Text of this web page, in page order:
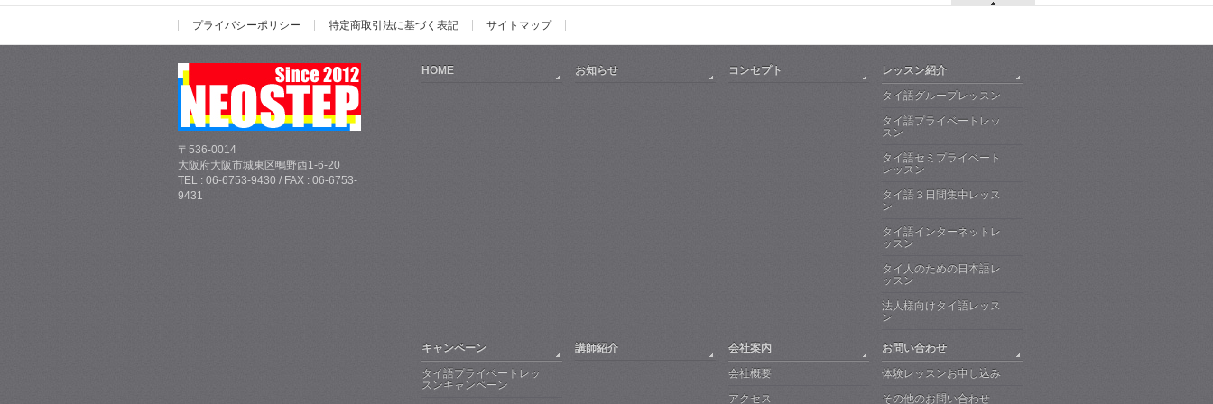
プライバシーポリシー 特定商取引法に基づく表記 サイトマップ
〒536-0014
大阪府大阪市城東区鴫野西1-6-20
TEL : 06-6753-9430 / FAX : 06-6753-
9431
HOME お知らせ コンセプト
レッスン紹介
タイ語グループレッスン
タイ語プライベートレッ
スン
タイ語セミプライベート
レッスン
タイ語３日間集中レッス
ン
タイ語インターネットレ
ッスン
タイ人のための日本語レ
ッスン
法人様向けタイ語レッス
ン
キャンペーン
タイ語プライベートレッ
スンキャンペーン
講師紹介
会社案内
会社概要
アクセス
お問い合わせ
体験レッスンお申し込み
その他のお問い合わせ